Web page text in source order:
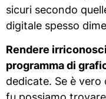
sicuri secondo
digitale spesso
Rendere
programma di
dedicate. Se è